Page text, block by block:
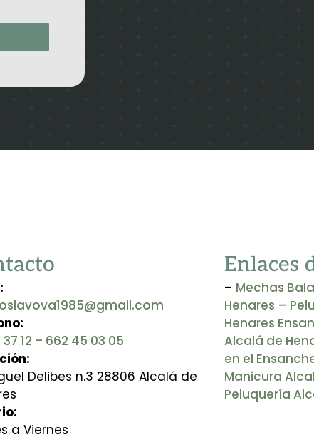
37 12 – 662 45 03 05
Delibes n.3 28806 Alcalá de
a Viernes
Enlaces
– Mechas
Henares –
Henares
Alcalá de
en el
Manicura
Peluquería